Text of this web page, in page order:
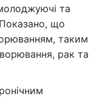
та
що
таким
рак та